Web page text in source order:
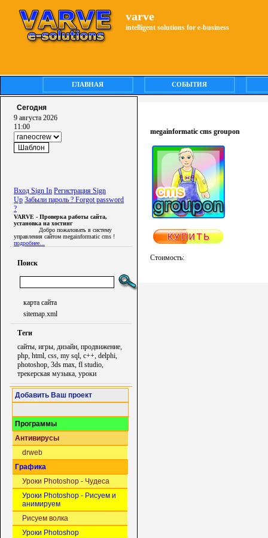
varve
intelligent solutions for e-business
ГЛАВНАЯ СОБЫТИЯ
Сегодня
9 августа 2026
11:00
Вход Sign In Регистрация Sign
Up Забыли пароль ? Forgot password
?
VARVE - Проверка работы сайта,
установка на хостинг
Добро пожаловать в систему
управления сайтом megainformatic cms !
подробнее...
Поиск
карта сайта
sitemap.xml
Теги
сайты, игры, дизайн, продвижение,
php, html, css, my sql, c++, delphi,
photoshop, 3ds max, fl studio,
трекерская музыка, уроки
Добавить Ваш проект
Программы
Антивирусы
drweb
Графика
Уроки Photoshop - Чудеса
Уроки Photoshop - Рисуем и
анимируем
Рисуем волка
Уроки Photoshop
megainformatic cms groupon
Стоимость: